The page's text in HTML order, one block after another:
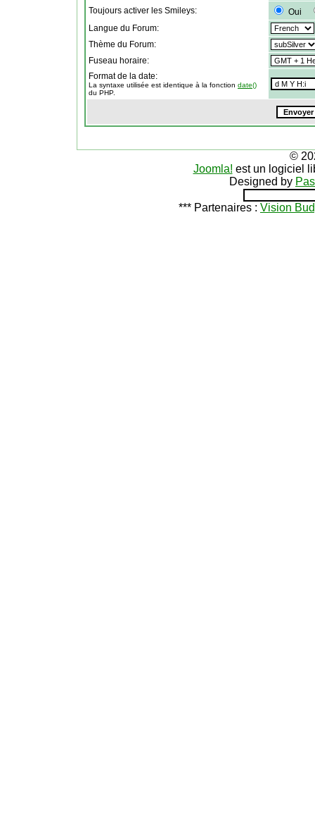
Toujours activer les Smileys:
Oui
Langue du Forum:
Thème du Forum:
Fuseau horaire:
Format de la date:
La syntaxe utilisée est identique à la fonction date()
du PHP.
©
Joomla! est un logiciel
Designed by
*** Partenaires : Vision